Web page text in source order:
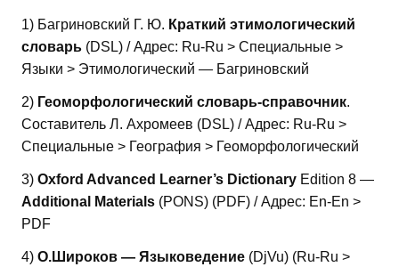
1) Багриновский Г. Ю. Краткий этимологический
словарь (DSL) / Адрес: Ru-Ru > Специальные >
Языки > Этимологический — Багриновский
2) Геоморфологический словарь-справочник.
Составитель Л. Ахромеев (DSL) / Адрес: Ru-Ru >
Специальные > География > Геоморфологический
3) Oxford Advanced Learner’s Dictionary Edition 8 —
Additional Materials (PONS) (PDF) / Адрес: En-En >
PDF
4) О.Широков — Языковедение (DjVu) (Ru-Ru >